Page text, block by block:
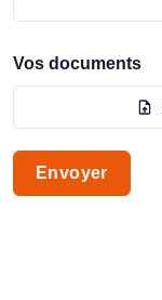
Vos documents
Envoyer